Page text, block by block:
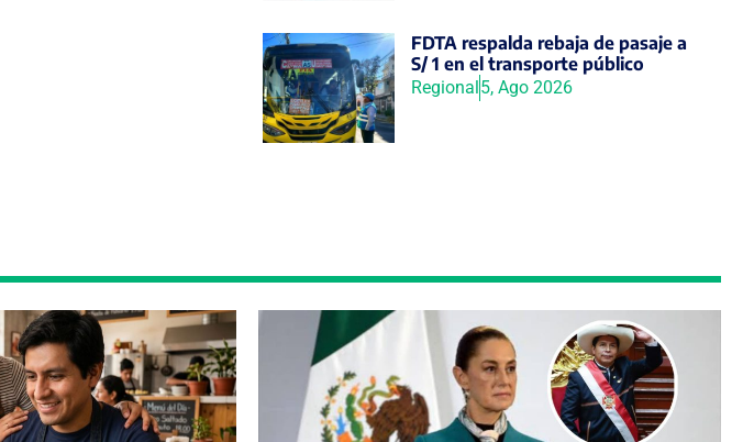
FDTA respalda rebaja de pasaje a
S/ 1 en el transporte público
Regional5, Ago 2026